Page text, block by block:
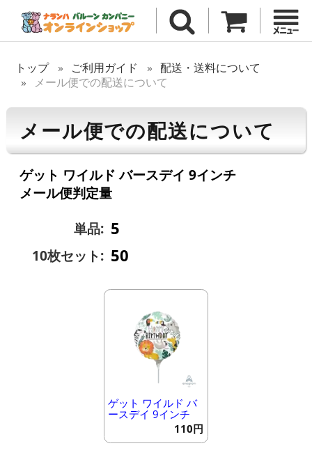
トップ ご利用ガイド
配送・送料について
メール便での配送について
メール便での配送について
ゲット ワイルド バースデイ 9インチ
メール便判定量
単品: 5
10枚セット: 50
ゲット ワイルド バ
ースデイ 9インチ
110円